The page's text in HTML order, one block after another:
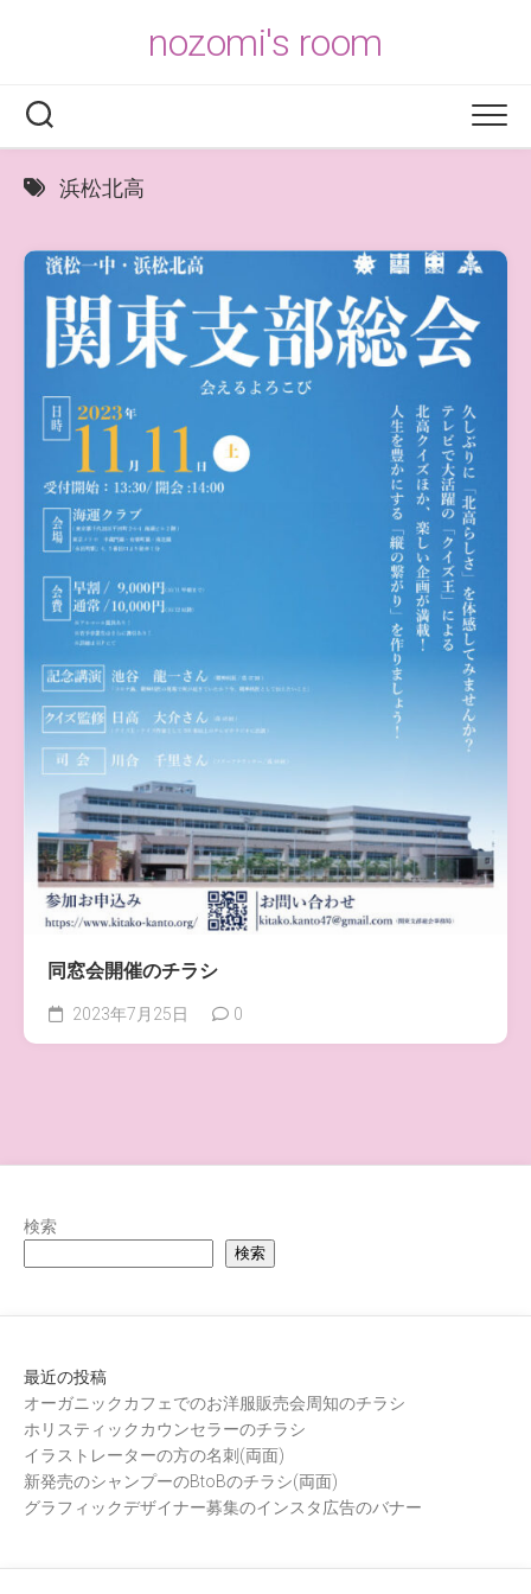
nozomi's room
浜松北高
同窓会開催のチラシ
2023年7月25日 0
検索
検索
最近の投稿
オーガニックカフェでのお洋服販売会周知のチラシ
ホリスティックカウンセラーのチラシ
イラストレーターの方の名刺(両面)
新発売のシャンプーのBtoBのチラシ(両面)
グラフィックデザイナー募集のインスタ広告のバナー